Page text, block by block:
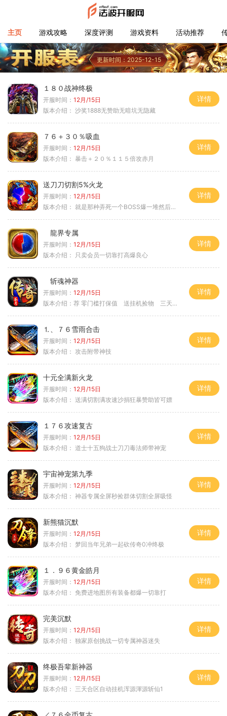
主页 游戏攻略 深度评测 游戏资料 活动推荐
更新时间：2025-12-15
１８０战神终极
开服时间： 12月/15日
版本介绍： 沙奖1888无赞助无暗坑无隐藏
详情
７６＋３０％吸血
开服时间： 12月/15日
版本介绍： 暴击＋２０％１１５倍攻赤月
详情
送刀刀切割5%火龙
开服时间： 12月/15日
版本介绍： 就是那种弄死一个BOSS爆一堆然后就起飞
详情
龍界专属
开服时间： 12月/15日
版本介绍： 只卖会员一切靠打高爆良心
详情
斩魂神器
开服时间： 12月/15日
版本介绍： 荐 零门槛打保值 送挂机捡物 三天合区
详情
⒈、７６雪雨合击
开服时间： 12月/15日
版本介绍： 攻击附带神技
详情
十元全满新火龙
开服时间： 12月/15日
版本介绍： 送满切割满攻速沙捐狂暴赞助皆可嫖
详情
１７６攻速复古
开服时间： 12月/15日
版本介绍： 道士十五狗战士刀刀毒法师带神宠
详情
宇宙神宠第九季
开服时间： 12月/15日
版本介绍： 神器专属全屏秒捡群体切割全屏吸怪
详情
新熊猫沉默
开服时间： 12月/15日
版本介绍： 梦回当年兄弟一起砍传奇0冲终极
详情
１．９６黄金皓月
开服时间： 12月/15日
版本介绍： 免费进地图所有装备都爆一切靠打
详情
完美沉默
开服时间： 12月/15日
版本介绍： 独家原创挑战一切专属神器迷失
详情
终极吾辈新神器
开服时间： 12月/15日
版本介绍： 三天合区自动挂机浑源渾源斩仙1
详情